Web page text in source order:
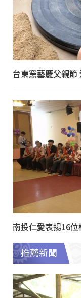
台東窯藝慶父親
南投仁愛表揚16
推薦新聞